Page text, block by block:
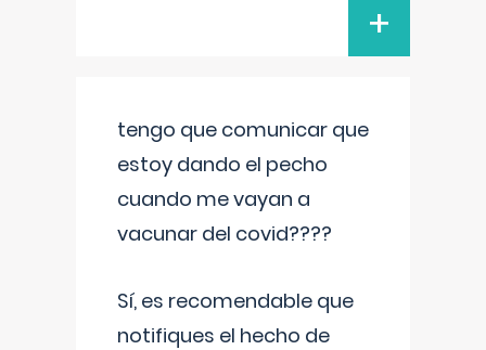
+
tengo que comunicar que
estoy dando el pecho
cuando me vayan a
vacunar del covid????
Sí, es recomendable que
notifiques el hecho de